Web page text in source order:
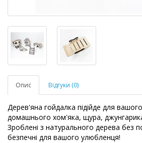
Опис Відгуки (0)
Дерев'яна гойдалка підійде для
домашнього хом'яка, щура,
Зроблені з натурального дерева без
безпечні для вашого улюбленця!